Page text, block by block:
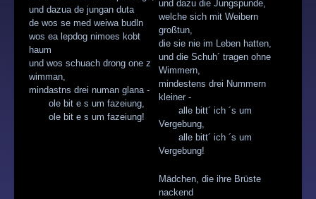
und dazua de jungan duta
de wos se med weiwa budln
wos ea lepdog nimoes kobt
haum
und wos schuach drong one z
wimman,
mindastns drei numan glana -
ole bit e s um fazeiung,
ole bit e s um fazeiung!
und dazu die Jungspunde,
welche sich mit Weibern
großtun,
die sie nie im Leben hatten,
und die Schuh´ tragen ohne
Wimmern,
mindestens drei Nummern
kleiner -
alle bitt´ ich ´s um
Vergebung,
alle bitt´ ich ´s um
Vergebung!
Mädchen, die ihre Brüste
nackend